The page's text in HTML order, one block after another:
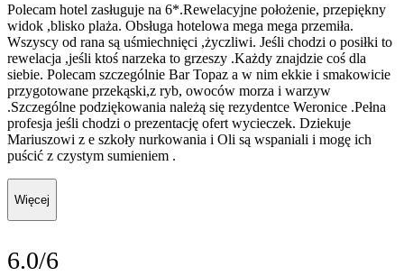
Polecam hotel zasługuje na 6*.Rewelacyjne położenie, przepiękny
widok ,blisko plaża. Obsługa hotelowa mega mega przemiła.
Wszyscy od rana są uśmiechnięci ,życzliwi. Jeśli chodzi o posiłki to
rewelacja ,jeśli ktoś narzeka to grzeszy .Każdy znajdzie coś dla
siebie. Polecam szczególnie Bar Topaz a w nim ekkie i smakowicie
przygotowane przekąski,z ryb, owoców morza i warzyw
.Szczególne podziękowania należą się rezydentce Weronice .Pełna
profesja jeśli chodzi o prezentację ofert wycieczek. Dziekuje
Mariuszowi z e szkoły nurkowania i Oli są wspaniali i mogę ich
puścić z czystym sumieniem .
Więcej
6.0/6